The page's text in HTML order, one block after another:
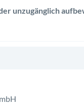
unzugänglich